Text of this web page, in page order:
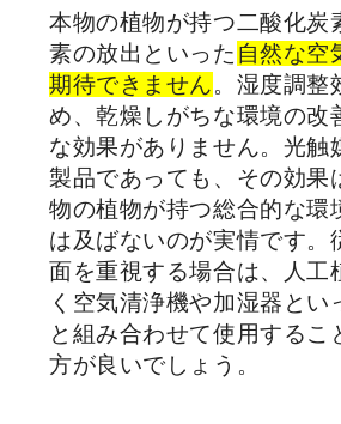
本物の植物が持つ二酸化炭
素の放出といった 自然な空
期待できません。湿度調整
め、乾燥しがちな環境の改
な効果がありません。光触
製品であっても、その効果
物の植物が持つ総合的な環
は及ばないのが実情です。
面を重視する場合は、人工
く空気清浄機や加湿器とい
と組み合わせて使用するこ
方が良いでしょう。